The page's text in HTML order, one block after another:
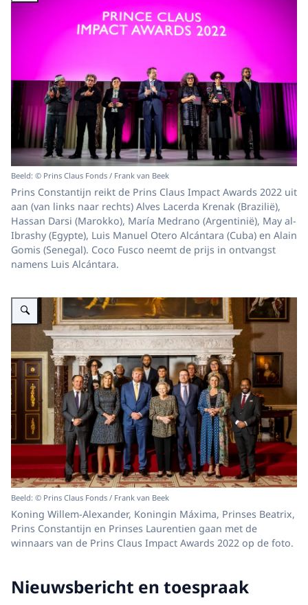
Beeld: © Prins Claus Fonds / Frank van Beek
Prins Constantijn reikt de Prins Claus Impact Awards 2022 uit
aan (van links naar rechts) Alves Lacerda Krenak (Brazilië),
Hassan Darsi (Marokko), María Medrano (Argentinië), May al-
Ibrashy (Egypte), Luis Manuel Otero Alcántara (Cuba) en Alain
Gomis (Senegal). Coco Fusco neemt de prijs in ontvangst
namens Luis Alcántara.
Vergroot afbeelding Koninklijke Familie en de prijswinnaars bij uitreiking
Beeld: © Prins Claus Fonds / Frank van Beek
Koning Willem-Alexander, Koningin Máxima, Prinses Beatrix,
Prins Constantijn en Prinses Laurentien gaan met de
winnaars van de Prins Claus Impact Awards 2022 op de foto.
Nieuwsbericht en toespraak